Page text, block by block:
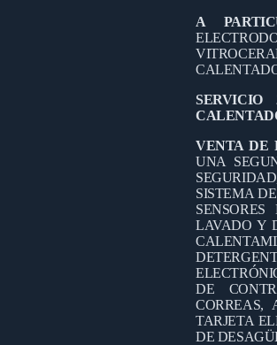
A
VENTA DE
UNA
SISTEMA
LAVADO Y
DE
CORREAS,
TARJETA
DE